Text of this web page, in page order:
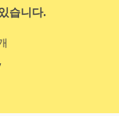
습니다.